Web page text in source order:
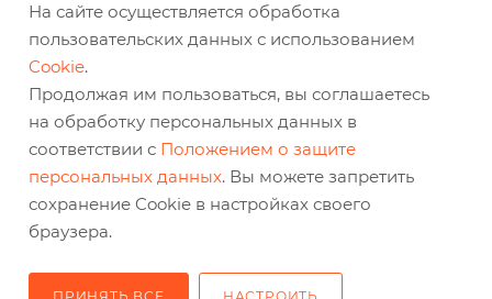
baz@belabraziv.ru
308009, Россия, г. Белгород,
На сайте осуществляется обработка
пользовательских данных с использованием
Cookie.
Продолжая им пользоваться, вы соглашаетесь
на обработку персональных данных в
соответствии с Положением о защите
персональных данных. Вы можете запретить
сохранение Cookie в настройках своего
браузера.